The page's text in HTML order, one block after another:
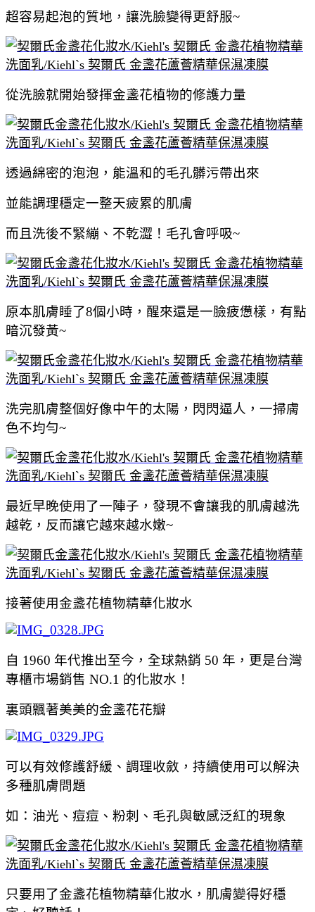
超容易起泡的質地，讓洗臉變得更舒服~
從洗臉就開始發揮金盞花植物的修護力量
透過綿密的泡泡，能溫和的毛孔髒污帶出來
並能調理穩定一整天疲累的肌膚
而且洗後不緊繃、不乾澀！毛孔會呼吸~
原本肌膚睡了8個小時，醒來還是一臉疲憊樣，有點
暗沉發黃~
洗完肌膚整個好像中午的太陽，閃閃逼人，一掃膚
色不均勻~
最近早晚使用了一陣子，發現不會讓我的肌膚越洗
越乾，反而讓它越來越水嫩~
接著使用金盞花植物精華化妝水
自 1960 年代推出至今，全球熱銷 50 年，更是台灣
專櫃市場銷售 NO.1 的化妝水！
裏頭飄著美美的金盞花花瓣
可以有效修護舒緩、調理收斂，持續使用可以解決
多種肌膚問題
如：油光、痘痘、粉刺、毛孔與敏感泛紅的現象
只要用了金盞花植物精華化妝水，肌膚變得好穩